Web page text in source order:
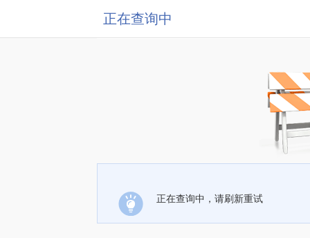
正在查询中
正在查询中，请刷新重试